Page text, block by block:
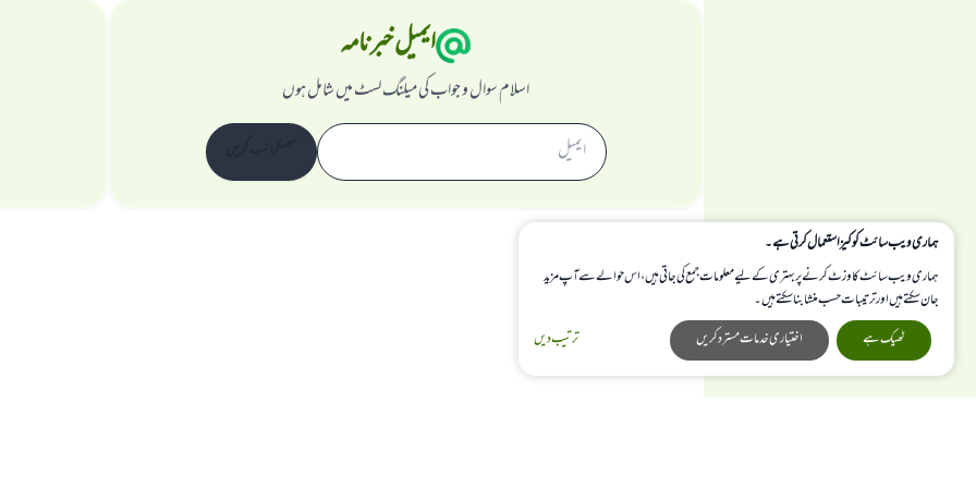
ایمیل خبرنامہ
اسلام سوال و جواب کی میلنگ لسٹ میں شامل ہوں
ہماری ویب سائٹ کوکیز استعمال کرتی ہے۔
ہماری ویب سائٹ کا وزٹ کرنے پر بہتری کے لیے معلومات جمع کی جاتی ہیں، اس حوالے سے آپ مزید
جان سکتے ہیں اور ترتیبات حسب منشا بنا سکتے ہیں۔
ترتیب دیں
اختیاری خدمات مسترد کریں ٹھیک ہے